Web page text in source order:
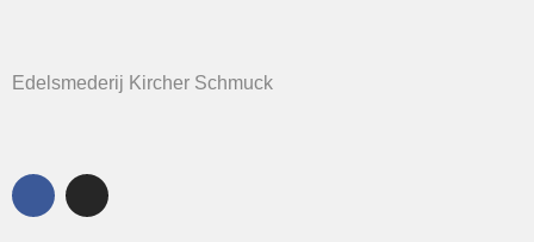
Edelsmederij Kircher Schmuck